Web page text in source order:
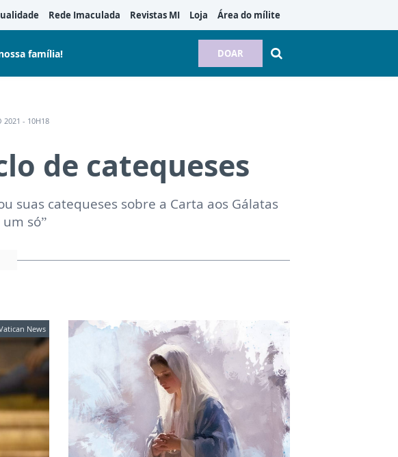
Rede Imaculada Revistas MI Loja Área do mílite
família! DOAR
2021 - 10H18
de catequeses
suas catequeses sobre a Carta aos Gálatas
só”
News